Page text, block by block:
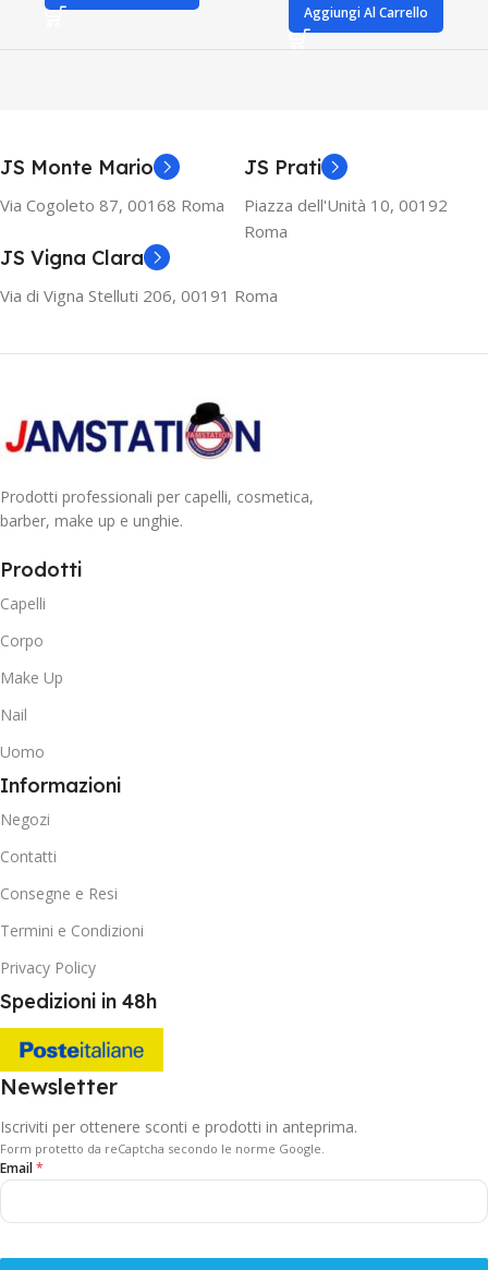
Aggiungi Al Carrello
JS Monte Mario
Via Cogoleto 87, 00168 Roma
JS Prati
Piazza dell'Unità 10, 00192
Roma
JS Vigna Clara
Via di Vigna Stelluti 206, 00191 Roma
Prodotti professionali per capelli, cosmetica,
barber, make up e unghie.
Prodotti
Capelli
Corpo
Make Up
Nail
Uomo
Informazioni
Negozi
Contatti
Consegne e Resi
Termini e Condizioni
Privacy Policy
Spedizioni in 48h
Newsletter
Iscriviti per ottenere sconti e prodotti in anteprima.
Form protetto da reCaptcha secondo le norme Google.
Email*